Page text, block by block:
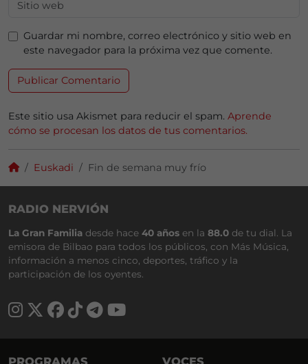
Guardar mi nombre, correo electrónico y sitio web en
este navegador para la próxima vez que comente.
Este sitio usa Akismet para reducir el spam. Aprende
cómo se procesan los datos de tus comentarios.
Euskadi Fin de semana muy frío
RADIO NERVIÓN
La Gran Familia desde hace 40 años en la 88.0 de tu dial. La
emisora de Bilbao para todos los públicos, con Más Música,
información a menos cinco, deportes, tráfico y la
participación de los oyentes.